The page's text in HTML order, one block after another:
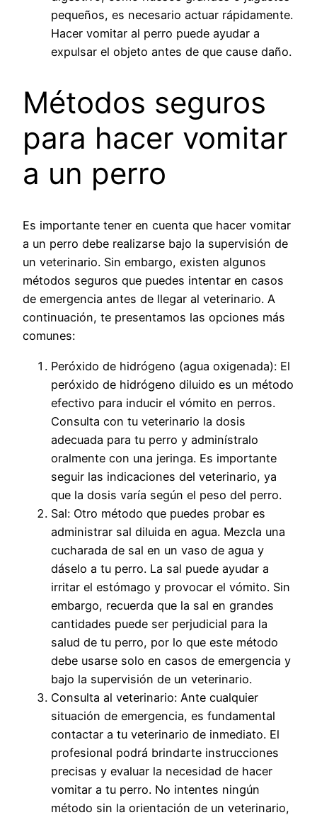
pequeños, es necesario actuar rápidamente.
Hacer vomitar al perro puede ayudar a
expulsar el objeto antes de que cause daño.
Métodos seguros
para hacer vomitar
a un perro
Es importante tener en cuenta que hacer vomitar
a un perro debe realizarse bajo la supervisión de
un veterinario. Sin embargo, existen algunos
métodos seguros que puedes intentar en casos
de emergencia antes de llegar al veterinario. A
continuación, te presentamos las opciones más
comunes:
Peróxido de hidrógeno (agua oxigenada): El
peróxido de hidrógeno diluido es un método
efectivo para inducir el vómito en perros.
Consulta con tu veterinario la dosis
adecuada para tu perro y adminístralo
oralmente con una jeringa. Es importante
seguir las indicaciones del veterinario, ya
que la dosis varía según el peso del perro.
Sal: Otro método que puedes probar es
administrar sal diluida en agua. Mezcla una
cucharada de sal en un vaso de agua y
dáselo a tu perro. La sal puede ayudar a
irritar el estómago y provocar el vómito. Sin
embargo, recuerda que la sal en grandes
cantidades puede ser perjudicial para la
salud de tu perro, por lo que este método
debe usarse solo en casos de emergencia y
bajo la supervisión de un veterinario.
Consulta al veterinario: Ante cualquier
situación de emergencia, es fundamental
contactar a tu veterinario de inmediato. El
profesional podrá brindarte instrucciones
precisas y evaluar la necesidad de hacer
vomitar a tu perro. No intentes ningún
método sin la orientación de un veterinario,